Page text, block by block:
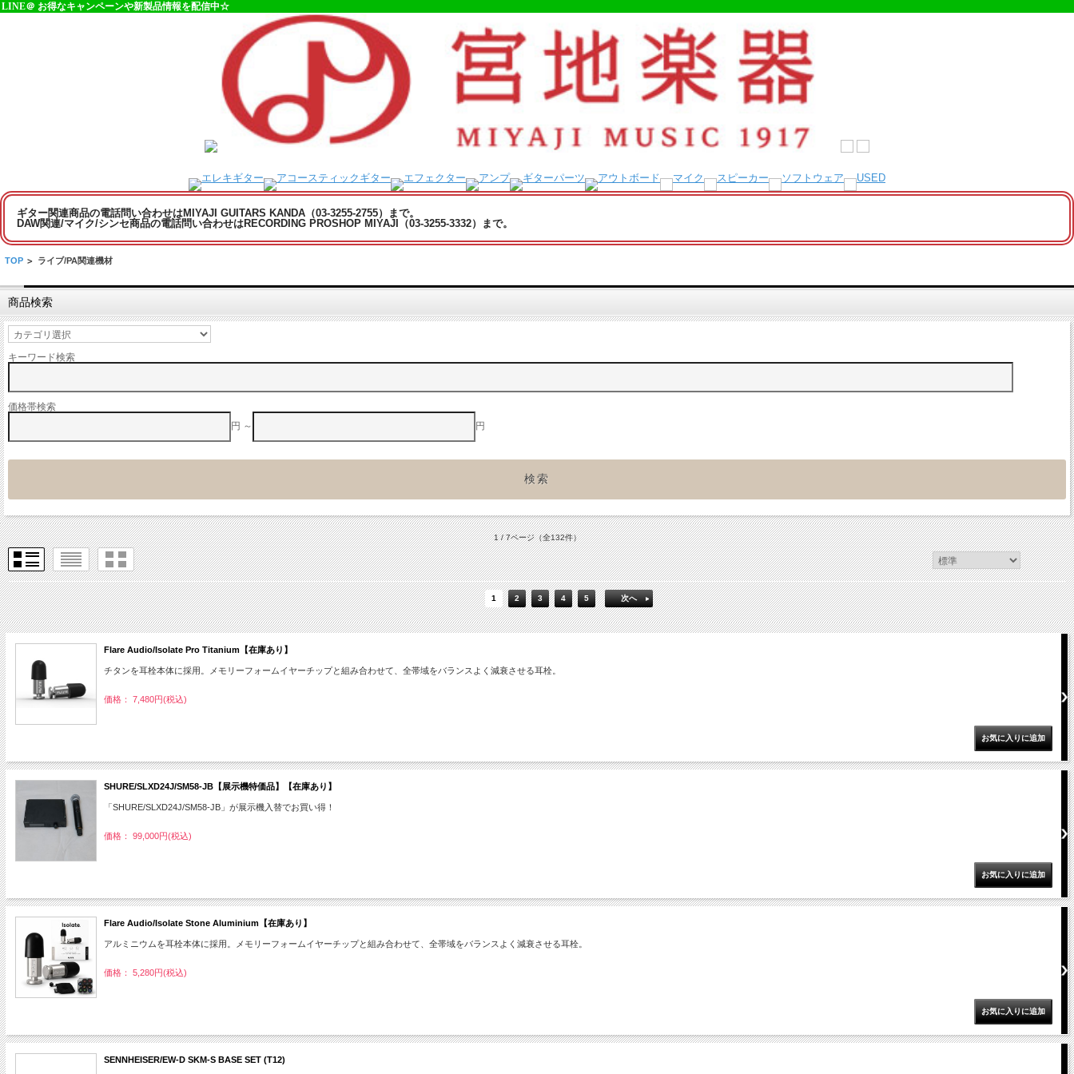
LINE＠ お得なキャンペーンや新製品情報を配信中☆
ギター関連商品の電話問い合わせはMIYAJI GUITARS KANDA（03-3255-2755）まで。
DAW関連/マイク/シンセ商品の電話問い合わせはRECORDING PROSHOP MIYAJI（03-3255-3332）まで。
TOP > ライブ/PA関連機材
商品検索
キーワード検索
価格帯検索
円 ～
円
1 / 7ページ（全132件）
1 2 3 4 5 次へ
Flare Audio/Isolate Pro Titanium【在庫あり】
チタンを耳栓本体に採用。メモリーフォームイヤーチップと組み合わせて、全帯域をバランスよく減衰させる耳栓。
価格： 7,480円(税込)
SHURE/SLXD24J/SM58-JB【展示機特価品】【在庫あり】
「SHURE/SLXD24J/SM58-JB」が展示機入替でお買い得！
価格： 99,000円(税込)
Flare Audio/Isolate Stone Aluminium【在庫あり】
アルミニウムを耳栓本体に採用。メモリーフォームイヤーチップと組み合わせて、全帯域をバランスよく減衰させる耳栓。
価格： 5,280円(税込)
SENNHEISER/EW-D SKM-S BASE SET (T12)